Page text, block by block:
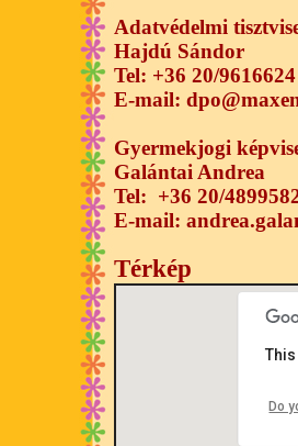
Adatvédelmi
Hajdú Sándor
Tel: +36 20/9616624
E-mail:
Gyermekjogi
Galántai Andrea
Tel: +36 20/
E-mail:
Térkép
Do